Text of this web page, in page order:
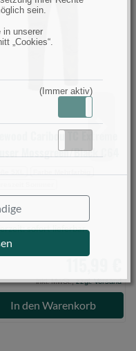
sein.
in unserer
„Cookies“.
(Immer aktiv)
Black
Caribou TC Extreme
Mossgreen/Black C64
sofort lieferbar
115,99 €
inkl. MwSt.,zzgl. Versand
In den Warenkorb